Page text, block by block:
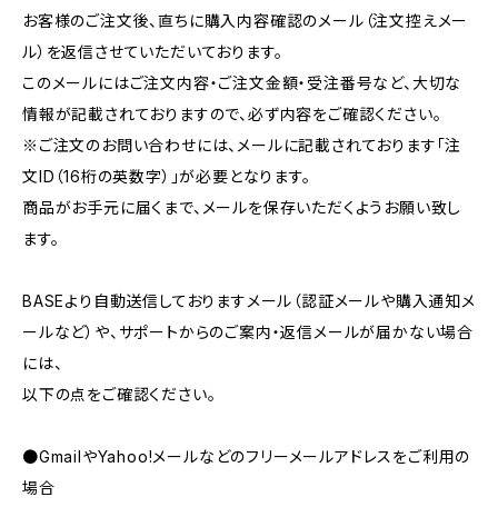
お客様のご注文後、直ちに購入内容確認のメール（注文控えメー
ル）を返信させていただいております。
このメールにはご注文内容・ご注文金額・受注番号など、大切な
情報が記載されておりますので、必ず内容をご確認ください。
※ご注文のお問い合わせには、メールに記載されております「注
文ID（16桁の英数字）」が必要となります。
商品がお手元に届くまで、メールを保存いただくようお願い致し
ます。
BASEより自動送信しておりますメール（認証メールや購入通知メ
ールなど）や、サポートからのご案内・返信メールが届かない場合
には、
以下の点をご確認ください。
●GmailやYahoo!メールなどのフリーメールアドレスをご利用の
場合